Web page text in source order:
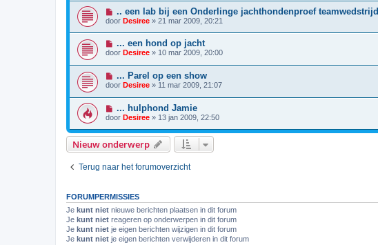
.. een lab bij een Onderlinge jachthondenproef teamwedstrijd
door Desiree » 21 mar 2009, 20:21
... een hond op jacht
door Desiree » 10 mar 2009, 20:00
... Parel op een show
door Desiree » 11 mar 2009, 21:07
... hulphond Jamie
door Desiree » 13 jan 2009, 22:50
Nieuw onderwerp
Terug naar het forumoverzicht
FORUMPERMISSIES
Je kunt niet nieuwe berichten plaatsen in dit forum
Je kunt niet reageren op onderwerpen in dit forum
Je kunt niet je eigen berichten wijzigen in dit forum
Je kunt niet je eigen berichten verwijderen in dit forum